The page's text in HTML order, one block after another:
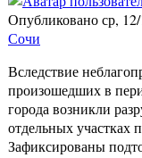
Опубликовано ср,
Сочи
Вследствие
произошедших в
города возникли
отдельных участках
Зафиксированы